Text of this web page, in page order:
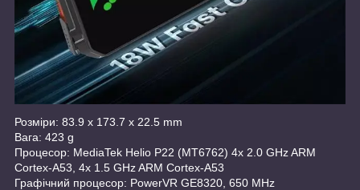
Розміри: 83.9 x 173.7 x 22.5 mm
Вага: 423 g
Процесор: MediaTek Helio P22 (MT6762) 4x 2.0 GHz ARM
Cortex-A53, 4x 1.5 GHz ARM Cortex-A53
Графічний процесор: PowerVR GE8320, 650 MHz